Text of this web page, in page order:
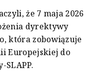
że 7 maja 2026
dyrektywy
która zobowiązuje
Europejskiej do